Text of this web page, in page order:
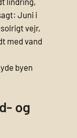
Juni i
vejr,
med vand
byen
og